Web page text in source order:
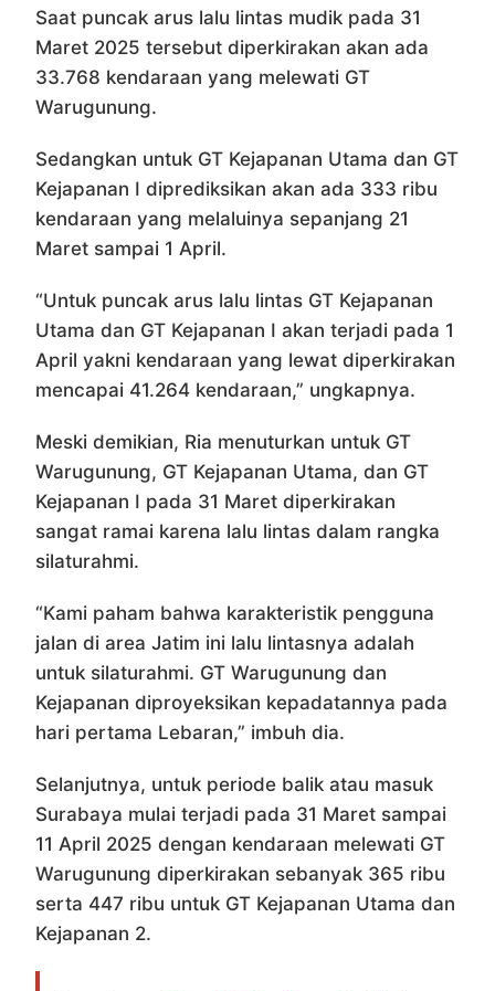
Saat puncak arus lalu lintas mudik pada 31
Maret 2025 tersebut diperkirakan akan ada
33.768 kendaraan yang melewati GT
Warugunung.
Sedangkan untuk GT Kejapanan Utama dan GT
Kejapanan I diprediksikan akan ada 333 ribu
kendaraan yang melaluinya sepanjang 21
Maret sampai 1 April.
“Untuk puncak arus lalu lintas GT Kejapanan
Utama dan GT Kejapanan I akan terjadi pada 1
April yakni kendaraan yang lewat diperkirakan
mencapai 41.264 kendaraan,” ungkapnya.
Meski demikian, Ria menuturkan untuk GT
Warugunung, GT Kejapanan Utama, dan GT
Kejapanan I pada 31 Maret diperkirakan
sangat ramai karena lalu lintas dalam rangka
silaturahmi.
“Kami paham bahwa karakteristik pengguna
jalan di area Jatim ini lalu lintasnya adalah
untuk silaturahmi. GT Warugunung dan
Kejapanan diproyeksikan kepadatannya pada
hari pertama Lebaran,” imbuh dia.
Selanjutnya, untuk periode balik atau masuk
Surabaya mulai terjadi pada 31 Maret sampai
11 April 2025 dengan kendaraan melewati GT
Warugunung diperkirakan sebanyak 365 ribu
serta 447 ribu untuk GT Kejapanan Utama dan
Kejapanan 2.